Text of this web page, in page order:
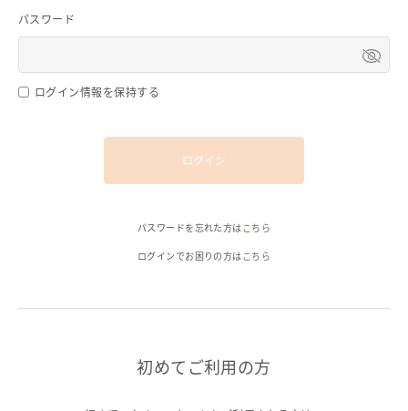
特集から探す
全ての作品をみる
特集から探す
全ての作品をみる
パスワード
ログイン情報を保持する
ログイン
パスワードを忘れた方は こちら
ログインでお困りの方は こちら
初めてご利用の方